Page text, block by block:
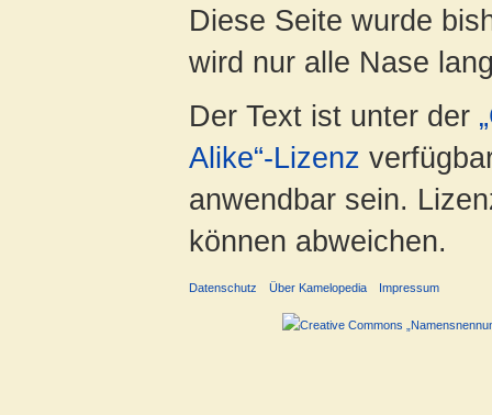
Diese Seite wurde
wird nur alle Nase
Der Text ist unter der
Alike“-Lizenz
anwendbar sein.
können abweichen.
Datenschutz Über Kamelopedia Impressum